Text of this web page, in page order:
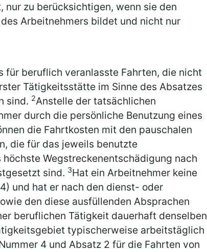
zu berücksichtigen, wenn sie den
Arbeitnehmers bildet und nicht nur
für beruflich veranlasste Fahrten, die nicht
Tätigkeitsstätte im Sinne des Absatzes
sind. 2Anstelle der tatsächlichen
durch die persönliche Benutzung eines
die Fahrtkosten mit den pauschalen
die für das jeweils benutzte
Wegstreckenentschädigung nach
sind. 3Hat ein Arbeitnehmer keine
und hat er nach den dienst- oder
den diese ausfüllenden Absprachen
beruflichen Tätigkeit dauerhaft denselben
typischerweise arbeitstäglich
4 und Absatz 2 für die Fahrten von